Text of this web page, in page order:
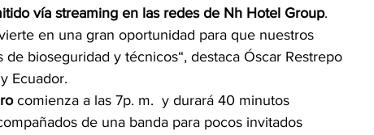
vía streaming en las redes de Nh Hotel Group.
en una gran oportunidad para que nuestros
bioseguridad y técnicos“, destaca Óscar Restrepo
Ecuador.
comienza a las 7p. m.  y durará 40 minutos
de una banda para pocos invitados